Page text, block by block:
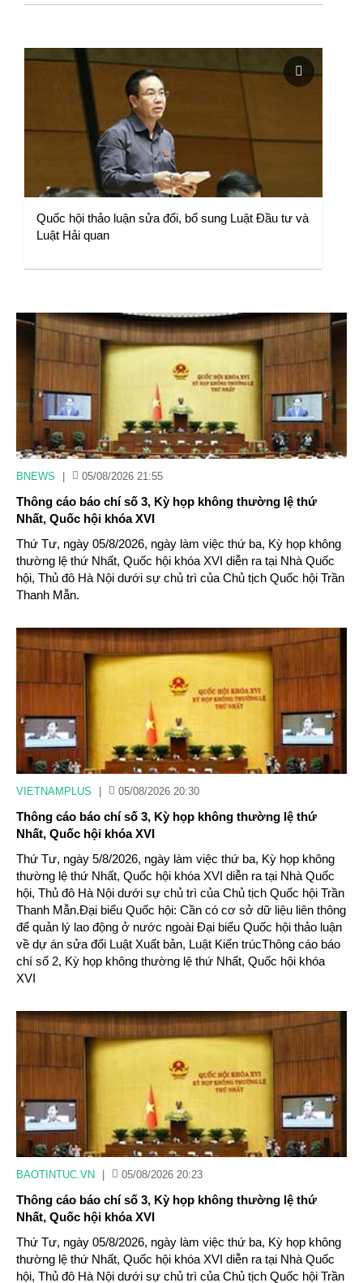
Quốc hội thảo luận sửa đổi, bổ sung Luật Đầu tư và
Luật Hải quan
BNEWS 05/08/2026 21:55
Thông cáo báo chí số 3, Kỳ họp không thường lệ thứ
Nhất, Quốc hội khóa XVI
Thứ Tư, ngày 05/8/2026, ngày làm việc thứ ba, Kỳ họp không
thường lệ thứ Nhất, Quốc hội khóa XVI diễn ra tại Nhà Quốc
hội, Thủ đô Hà Nội dưới sự chủ trì của Chủ tịch Quốc hội Trần
Thanh Mẫn.
VIETNAMPLUS 05/08/2026 20:30
Thông cáo báo chí số 3, Kỳ họp không thường lệ thứ
Nhất, Quốc hội khóa XVI
Thứ Tư, ngày 5/8/2026, ngày làm việc thứ ba, Kỳ họp không
thường lệ thứ Nhất, Quốc hội khóa XVI diễn ra tại Nhà Quốc
hội, Thủ đô Hà Nội dưới sự chủ trì của Chủ tịch Quốc hội Trần
Thanh Mẫn.Đại biểu Quốc hội: Cần có cơ sở dữ liệu liên thông
để quản lý lao động ở nước ngoài Đại biểu Quốc hội thảo luận
về dự án sửa đổi Luật Xuất bản, Luật Kiến trúcThông cáo báo
chí số 2, Kỳ họp không thường lệ thứ Nhất, Quốc hội khóa
XVI
BAOTINTUC.VN 05/08/2026 20:23
Thông cáo báo chí số 3, Kỳ họp không thường lệ thứ
Nhất, Quốc hội khóa XVI
Thứ Tư, ngày 05/8/2026, ngày làm việc thứ ba, Kỳ họp không
thường lệ thứ Nhất, Quốc hội khóa XVI diễn ra tại Nhà Quốc
hội, Thủ đô Hà Nội dưới sự chủ trì của Chủ tịch Quốc hội Trần